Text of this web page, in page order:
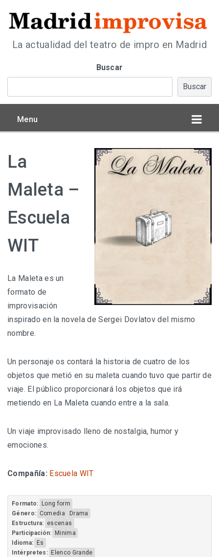
La actualidad del teatro de impro en Madrid
Buscar
Buscar
Menu
La
Maleta –
Escuela
WIT
La Maleta es un
formato de
improvisación
inspirado en la novela de Sergei Dovlatov del mismo
nombre.
Un personaje os contará la historia de cuatro de los
objetos que metió en su maleta cuando tuvo que partir de
viaje. El público proporcionará los objetos que irá
metiendo en La Maleta cuando entre a la sala.
Un viaje improvisado lleno de nostalgia, humor y
emociones.
Compañía: Escuela WIT
Formato:
Long form
Género: Comedia
Drama
Estructura: escenas
Participación:
Minima
Idioma:
Es
Intérpretes: Elenco Grande